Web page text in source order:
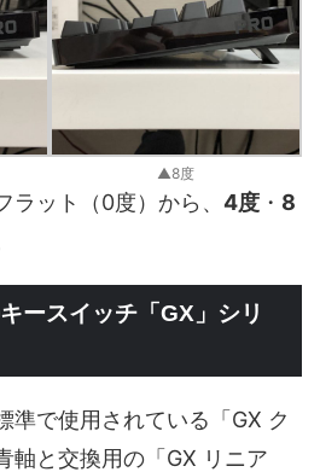
▲8度
ラット（0度）から、 4度 ・ 8
ースイッチ「GX」シリ
準で使用されている「GX ク
軸と交換用の「GX リニア